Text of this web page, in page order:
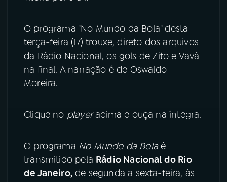
O programa "No Mundo da Bola" desta
terça-feira (17) trouxe, direto dos arquivos
da Rádio Nacional, os gols de Zito e Vavá
na final. A narração é de Oswaldo
Moreira.
Clique no playeracima e ouça na íntegra.
O programa No Mundo da Bolaé
transmitido pela Rádio Nacional do Rio
de Janeiro,de segunda a sexta-feira, às